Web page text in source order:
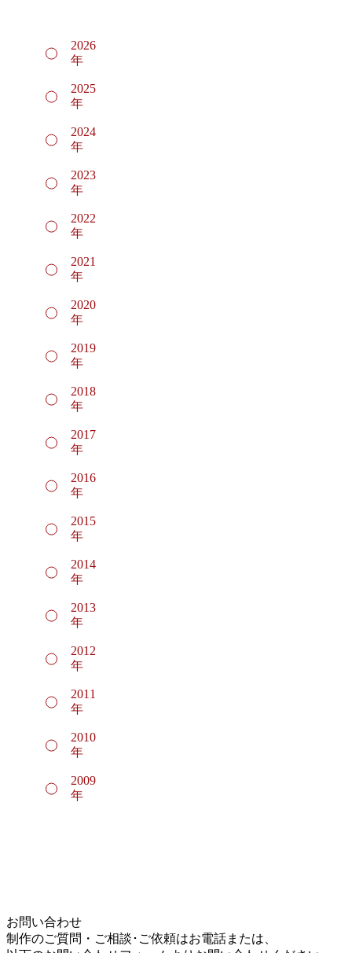
2026
年
2025
年
2024
年
2023
年
2022
年
2021
年
2020
年
2019
年
2018
年
2017
年
2016
年
2015
年
2014
年
2013
年
2012
年
2011
年
2010
年
2009
年
お問い合わせ
制作のご質問・ご相談･ご依頼はお電話または、